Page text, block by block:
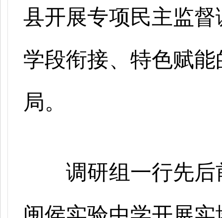
县开展专项民主监
学段衔接、特色赋
局。
调研组一行先